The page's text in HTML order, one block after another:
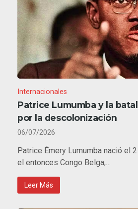
Internacionales
Patrice Lumumba y la
por la descolonización
06/07/2026
Patrice Émery Lumumba nació el
el entonces Congo Belga,…
Leer Más